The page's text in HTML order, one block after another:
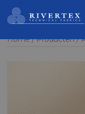
Home Producten
Rivertex Technical
Fabrics Group